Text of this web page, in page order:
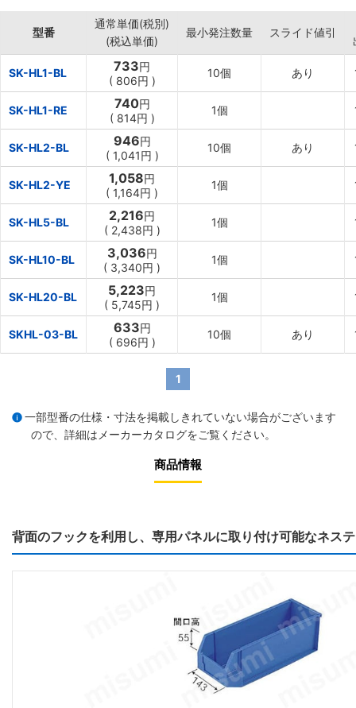
・細かな部品を入れたり、糸を入れたり等を分けることにより作業
・工具・各種部品の集中管理に役立つ。
・コンテナを積み重ねて使用することが可能。
型番
通常単価(税別)
(税込単価)
最小発注数量 スライド値引
SK-HL1-BL 733円
( 806円 )
10個 あり
SK-HL1-RE 740円
( 814円 )
1個
SK-HL2-BL 946円
( 1,041円 )
10個 あり
SK-HL2-YE 1,058円
( 1,164円 )
1個
SK-HL5-BL 2,216円
( 2,438円 )
1個
SK-HL10-BL 3,036円
( 3,340円 )
1個
SK-HL20-BL 5,223円
( 5,745円 )
1個
SKHL-03-BL 633円
( 696円 )
10個 あり
1
一部型番の仕様・寸法を掲載しきれていない場合がございます
ので、詳細は メーカーカタログをご覧ください。
商品情報
背面のフックを利用し、専用パネルに取り付け可能なネス